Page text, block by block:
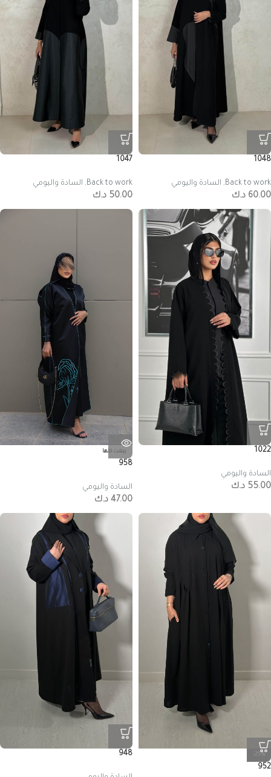
1048
Back to work
, السادة واليومي
60.00 د.ك
1047
Back to work
, السادة واليومي
50.00 د.ك
1022
السادة واليومي
55.00 د.ك
بيعت كلها
958
السادة واليومي
47.00 د.ك
-25%
952
948